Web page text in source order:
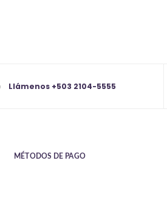
Llámenos +503 2104-5555
MÉTODOS DE PAGO